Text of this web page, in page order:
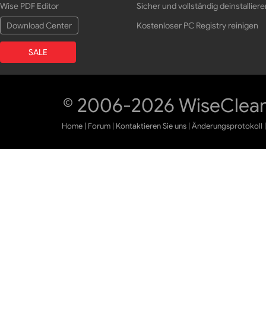
Wise PDF Editor
Download Center
SALE
Sicher und vollständig
Kostenloser PC Registry reinigen
© 2006-2026
Home | Forum | Kontaktieren Sie uns |Änderungsprotokoll